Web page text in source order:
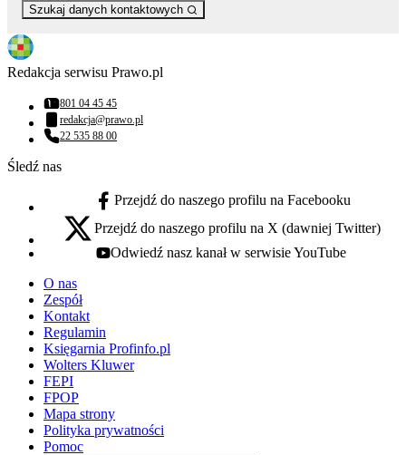
Szukaj danych kontaktowych
Redakcja serwisu Prawo.pl
Numer telefonu:
801 04 45 45
Adres email:
redakcja@prawo.pl
Numer telefonu:
22 535 88 00
Śledź nas
facebook - otwiera się w nowej karcie
Przejdź do naszego profilu na Facebooku
x - otwiera się w nowej karcie
Przejdź do naszego profilu na X (dawniej Twitter)
youtube - otwiera się w nowej karcie
Odwiedź nasz kanał w serwisie YouTube
O nas
Zespół
Kontakt
Regulamin
Księgarnia Profinfo.pl
Wolters Kluwer
FEPI
FPOP
Mapa strony
Polityka prywatności
Pomoc